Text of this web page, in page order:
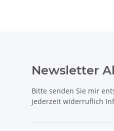
Newsletter
Bitte senden Sie mir
jederzeit widerruflich